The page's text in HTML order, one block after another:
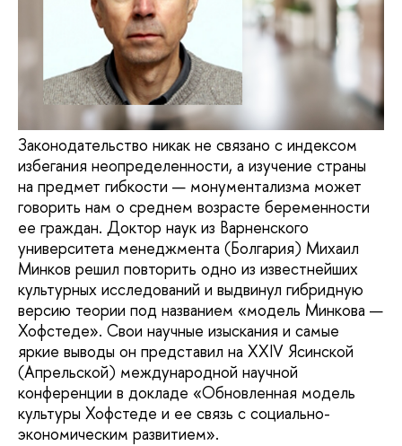
Законодательство никак не связано с индексом
избегания неопределенности, а изучение страны
на предмет гибкости — монументализма может
говорить нам о среднем возрасте беременности
ее граждан. Доктор наук из Варненского
университета менеджмента (Болгария) Михаил
Минков решил повторить одно из известнейших
культурных исследований и выдвинул гибридную
версию теории под названием «модель Минкова —
Хофстеде». Свои научные изыскания и самые
яркие выводы он представил на XXIV Ясинской
(Апрельской) международной научной
конференции в докладе «Обновленная модель
культуры Хофстеде и ее связь с социально-
экономическим развитием».